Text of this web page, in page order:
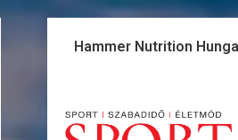
Hammer Nutrition